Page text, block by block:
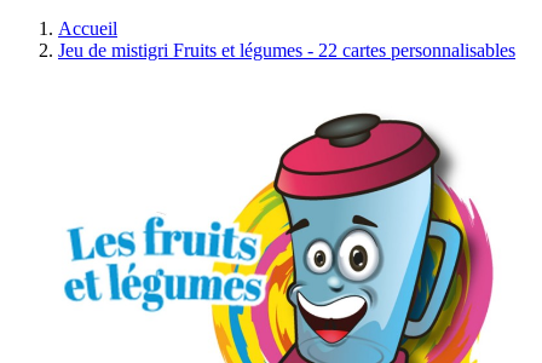
Accueil
Jeu de mistigri Fruits et légumes - 22 cartes personnalisables